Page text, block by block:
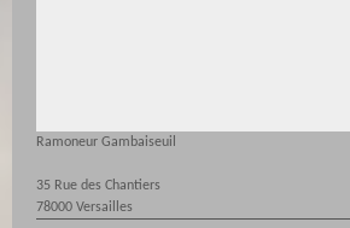
Ramoneur Gambaiseuil
35 Rue des Chantiers
78000 Versailles